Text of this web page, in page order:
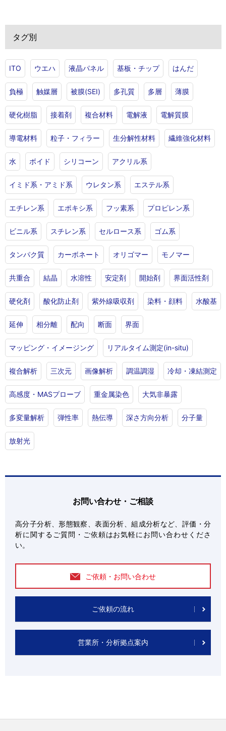
タグ別
ITO ウエハ 液晶パネル 基板・チップ はんだ
負極 触媒層 被膜(SEI) 多孔質 多層 薄膜
硬化樹脂 接着剤 複合材料 電解液 電解質膜
導電材料 粒子・フィラー 生分解性材料 繊維強化材料
水 ボイド シリコーン アクリル系
イミド系・アミド系 ウレタン系 エステル系
エチレン系 エポキシ系 フッ素系 プロピレン系
ビニル系 スチレン系 セルロース系 ゴム系
タンパク質 カーボネート オリゴマー モノマー
共重合 結晶 水溶性 安定剤 開始剤 界面活性剤
硬化剤 酸化防止剤 紫外線吸収剤 染料・顔料 水酸基
延伸 相分離 配向 断面 界面
マッピング・イメージング リアルタイム測定(in-situ)
複合解析 三次元 画像解析 調温調湿 冷却・凍結測定
高感度・MASプローブ 重金属染色 大気非暴露
多変量解析 弾性率 熱伝導 深さ方向分析 分子量
放射光
お問い合わせ・ご相談
高分子分析、形態観察、表面分析、組成分析など、評価・分
析に関するご質問・ご依頼はお気軽にお問い合わせくださ
い。
ご依頼・お問い合わせ
ご依頼の流れ
営業所・分析拠点案内